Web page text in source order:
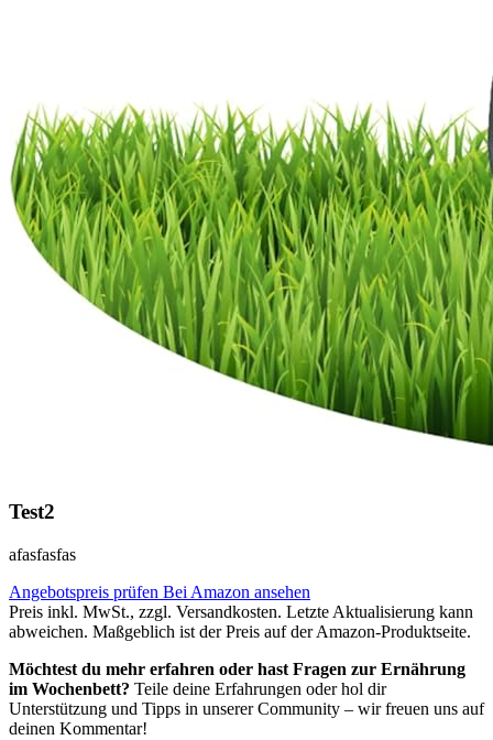
Test2
afasfasfas
Angebotspreis prüfen Bei Amazon ansehen
Preis inkl. MwSt., zzgl. Versandkosten. Letzte Aktualisierung kann
abweichen. Maßgeblich ist der Preis auf der Amazon-Produktseite.
Möchtest du mehr erfahren oder hast Fragen zur Ernährung
im Wochenbett? Teile deine Erfahrungen oder hol dir
Unterstützung und Tipps in unserer Community – wir freuen uns auf
deinen Kommentar!